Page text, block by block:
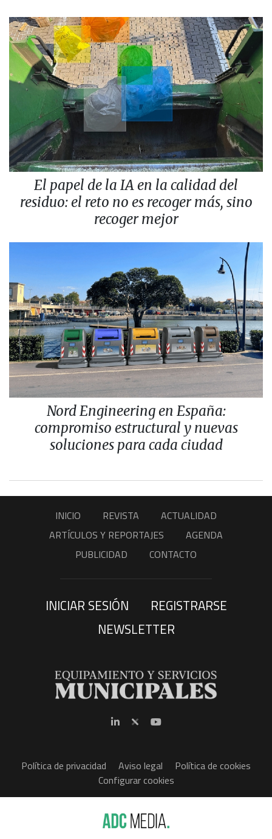
El papel de la IA en la calidad del
residuo: el reto no es recoger más, sino
recoger mejor
Nord Engineering en España:
compromiso estructural y nuevas
soluciones para cada ciudad
INICIO REVISTA
ACTUALIDAD
ARTÍCULOS Y REPORTAJES
AGENDA
PUBLICIDAD
CONTACTO
INICIAR SESIÓN
REGISTRARSE
NEWSLETTER
Política de privacidad Aviso legal
Política de cookies
Configurar cookies